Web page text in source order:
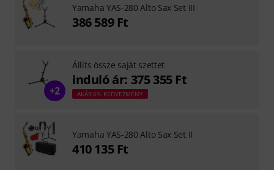
Yamaha YAS-280 Alto Sax Set III
386 589 Ft
+2
Állíts össze saját szettet
induló ár: 375 355 Ft
AKÁR 6% KEDVEZMÉNY
Yamaha YAS-280 Alto Sax Set II
410 135 Ft